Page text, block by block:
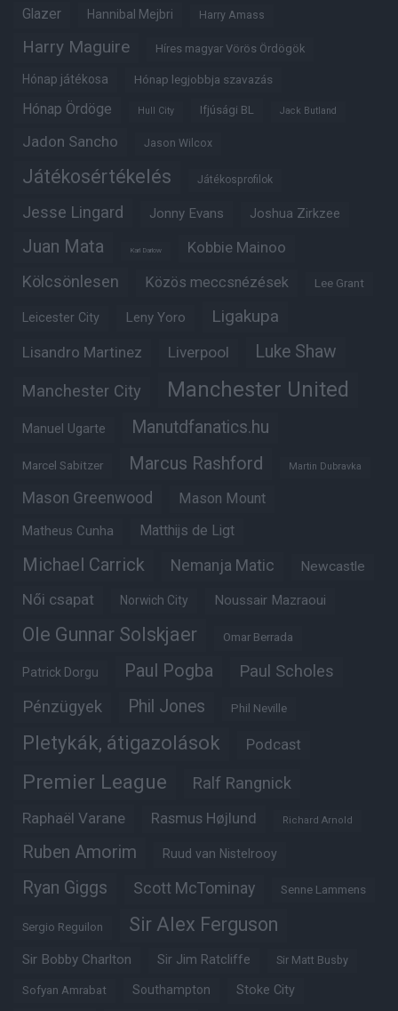
Glazer Hannibal Mejbri Harry Amass
Harry Maguire Híres magyar Vörös Ördögök
Hónap játékosa Hónap legjobbja szavazás
Hónap Ördöge Hull City Ifjúsági BL Jack Butland
Jadon Sancho Jason Wilcox
Játékosértékelés Játékosprofilok
Jesse Lingard Jonny Evans Joshua Zirkzee
Juan Mata Karl Darlow Kobbie Mainoo
Kölcsönlesen Közös meccsnézések Lee Grant
Leicester City Leny Yoro Ligakupa
Lisandro Martinez Liverpool Luke Shaw
Manchester City Manchester United
Manuel Ugarte Manutdfanatics.hu
Marcel Sabitzer Marcus Rashford Martin Dubravka
Mason Greenwood Mason Mount
Matheus Cunha Matthijs de Ligt
Michael Carrick Nemanja Matic Newcastle
Női csapat Norwich City Noussair Mazraoui
Ole Gunnar Solskjaer Omar Berrada
Patrick Dorgu Paul Pogba Paul Scholes
Pénzügyek Phil Jones Phil Neville
Pletykák, átigazolások Podcast
Premier League Ralf Rangnick
Raphaël Varane Rasmus Højlund Richard Arnold
Ruben Amorim Ruud van Nistelrooy
Ryan Giggs Scott McTominay Senne Lammens
Sergio Reguilon Sir Alex Ferguson
Sir Bobby Charlton Sir Jim Ratcliffe Sir Matt Busby
Sofyan Amrabat Southampton Stoke City